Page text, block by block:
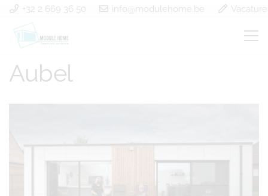
+32 2 669 36 50 info@modulehome.be
Construction en bois
Aubel